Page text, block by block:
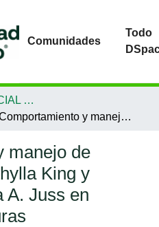
Comunidades
Todo
PROYECTO ESPECIAL DE GRADUACIÓN
Comportamiento y manejo de Swietenia macrophylla King y Azadirachta indica A. Juss en Zamorano, Honduras
manejo de
King y
A. Juss en